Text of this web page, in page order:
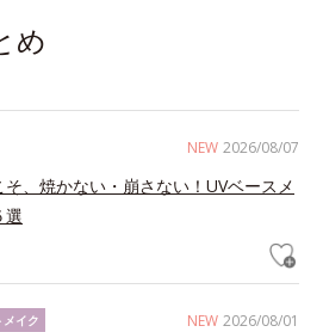
め
NEW 2026/08/07
そ、焼かない・崩さない！UVベースメ
選
NEW 2026/08/01
イク